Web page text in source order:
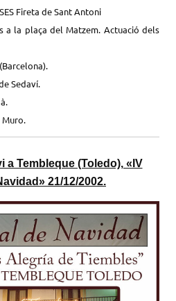
Fireta de Sant Antoni
a la plaça del Matzem. Actuació dels
Sedaví.
Muro.
a Tembleque (Toledo), «IV
21/12/2002.